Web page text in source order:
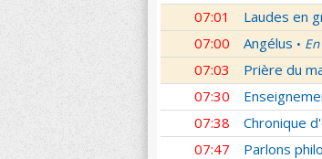
07:01 Laudes en
07:00 Angélus •
07:03 Prière du
07:30
07:38 Chronique
07:47 Parlons philo